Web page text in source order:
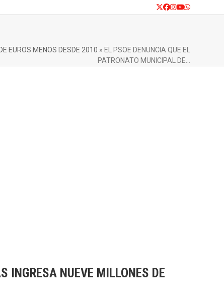
Twitter
Facebook
Instagram
YouTube
Whatsapp
EUROS MENOS DESDE 2010 » EL PSOE DENUNCIA QUE EL
PATRONATO MUNICIPAL DE…
INGRESA NUEVE MILLONES DE